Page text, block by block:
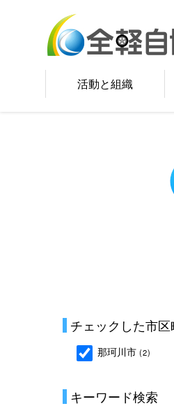
活動と組織
チェックした市
那珂川市 (2)
キーワード検索